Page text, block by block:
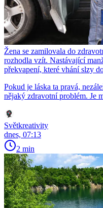
Žena se zamilovala do
rozhodla vzít. Nastávající
překvapení, které vhání slzy
Pokud je láska ta pravá,
nějaký zdravotní problém. Je
Světkreativity
dnes, 07:13
2 min